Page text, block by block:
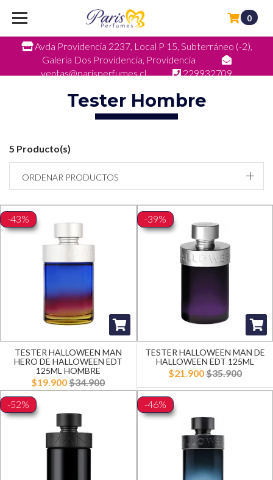
Avda Providencia 2237, Local P 15, Subterráneo (-2),
Galeria Dos Providencia, Providencia
ventas@parisperfumes.cl
229932709
0
Tester Hombre
5 Producto(s)
ORDENAR PRODUCTOS
-43%
TESTER HALLOWEEN MAN
HERO DE HALLOWEEN EDT
125ML HOMBRE
$19.900$34.900
-39%
TESTER HALLOWEEN MAN DE
HALLOWEEN EDT 125ML
$21.900$35.900
-52% -46%